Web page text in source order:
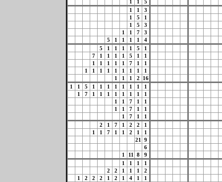
1
1
5
1
1
3
1
5
1
1
5
3
1
1 7
3
5
1 1 1 1
4
5
1 1 1 1 5
1
7
1 1 1 1 5 1
1
1
1 1 1 1 7 1
1
1
1 1 1 1 1 1 1
1
1
1 1 2
16
1
1 5 1 1 1 1 1 1 1
1
1
7 1 1 1 1 1 1 1
1
1
1 7 1
1
1
1 7 1
1
1
7 1
1
2
1 7 1 2 2
1
1
1 7 1 1 2 1
1
21
9
6
1
11 8
9
1
1 1
1
2
2 1 1 1
2
1
2 2 2 1 2 1 4 1
1